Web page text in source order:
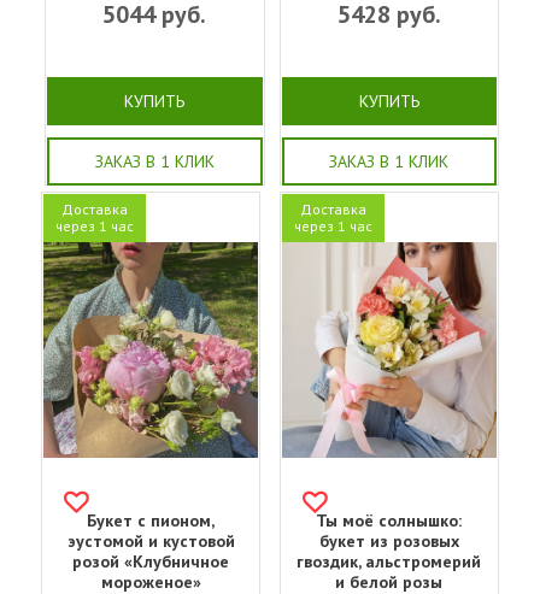
5044руб.
КУПИТЬ
ЗАКАЗ В 1 КЛИК
5428 руб.
КУПИТЬ
ЗАКАЗ В 1 КЛИК
Доставка
через 1 час
Букет с пионом,
эустомой и кустовой
розой «Клубничное
мороженое»
Доставка
через 1 час
Ты моё солнышко:
букет из розовых
гвоздик, альстромерий
и белой розы